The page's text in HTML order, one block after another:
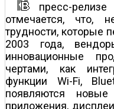
пресс-
отмечается, что,
трудности, которые
2003 года,
инновационные
чертами, как
функции Wi-Fi,
появляются
приложения,